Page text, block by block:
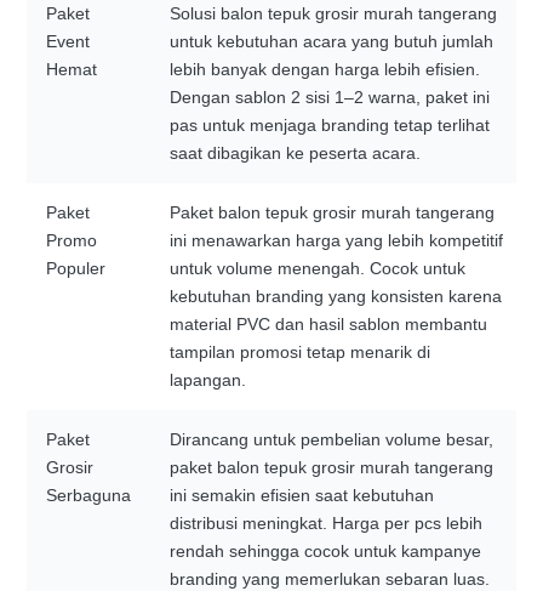
Paket
Event
Hemat
Solusi balon tepuk grosir murah tangerang
untuk kebutuhan acara yang butuh jumlah
lebih banyak dengan harga lebih efisien.
Dengan sablon 2 sisi 1–2 warna, paket ini
pas untuk menjaga branding tetap terlihat
saat dibagikan ke peserta acara.
Paket
Promo
Populer
Paket balon tepuk grosir murah tangerang
ini menawarkan harga yang lebih kompetitif
untuk volume menengah. Cocok untuk
kebutuhan branding yang konsisten karena
material PVC dan hasil sablon membantu
tampilan promosi tetap menarik di
lapangan.
Paket
Grosir
Serbaguna
Dirancang untuk pembelian volume besar,
paket balon tepuk grosir murah tangerang
ini semakin efisien saat kebutuhan
distribusi meningkat. Harga per pcs lebih
rendah sehingga cocok untuk kampanye
branding yang memerlukan sebaran luas.